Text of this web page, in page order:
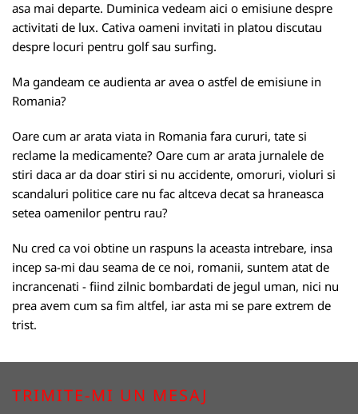
asa mai departe. Duminica vedeam aici o emisiune despre
activitati de lux. Cativa oameni invitati in platou discutau
despre locuri pentru golf sau surfing.
Ma gandeam ce audienta ar avea o astfel de emisiune in
Romania?
Oare cum ar arata viata in Romania fara cururi, tate si
reclame la medicamente? Oare cum ar arata jurnalele de
stiri daca ar da doar stiri si nu accidente, omoruri, violuri si
scandaluri politice care nu fac altceva decat sa hraneasca
setea oamenilor pentru rau?
Nu cred ca voi obtine un raspuns la aceasta intrebare, insa
incep sa-mi dau seama de ce noi, romanii, suntem atat de
incrancenati - fiind zilnic bombardati de jegul uman, nici nu
prea avem cum sa fim altfel, iar asta mi se pare extrem de
trist.
TRIMITE-MI UN MESAJ